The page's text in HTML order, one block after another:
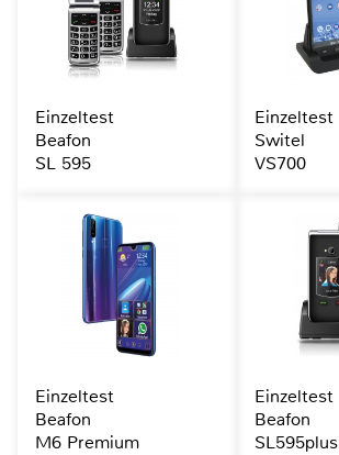
Einzeltest
Beafon
SL 595
Einzeltest
Switel
VS700
Einzeltest
Beafon
M6 Premium
Einzeltest
Beafon
SL595plus